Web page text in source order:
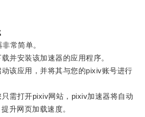
常简单。
安装该加速器的应用程序。
应用，并将其与您的pixiv账号进行
打开pixiv网站，pixiv加速器将自动
升网页加载速度。